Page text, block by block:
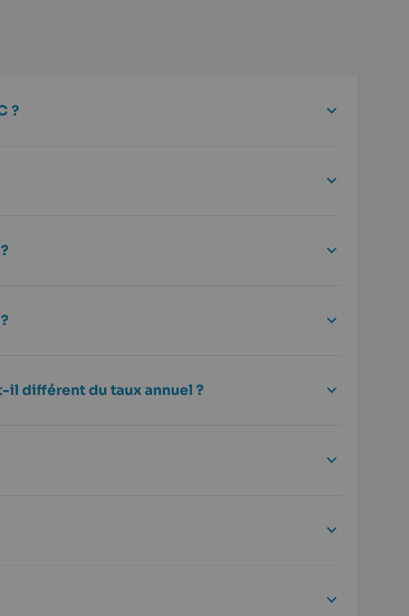
?
il différent du taux annuel ?